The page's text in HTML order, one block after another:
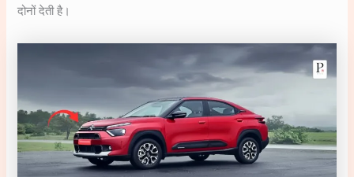
दोनों देती है।